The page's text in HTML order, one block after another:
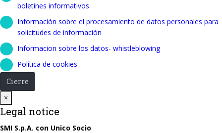
boletines informativos
Información sobre el procesamiento de datos personales para
solicitudes de información
Informacion sobre los datos- whistleblowing
Política de cookies
Cierre
×
Legal notice
SMI S.p.A. con Unico Socio